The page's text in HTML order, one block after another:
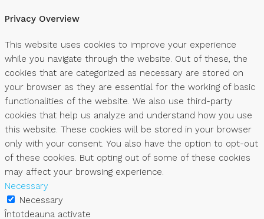
Privacy Overview
This website uses cookies to improve your experience
while you navigate through the website. Out of these, the
cookies that are categorized as necessary are stored on
your browser as they are essential for the working of basic
functionalities of the website. We also use third-party
cookies that help us analyze and understand how you use
this website. These cookies will be stored in your browser
only with your consent. You also have the option to opt-out
of these cookies. But opting out of some of these cookies
may affect your browsing experience.
Necessary
Necessary
Întotdeauna activate